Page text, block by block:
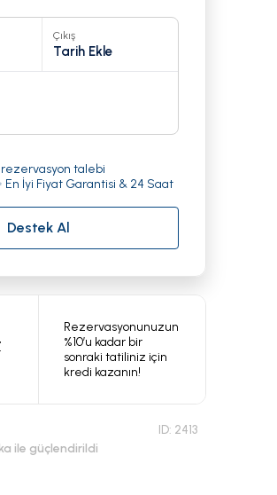
Çıkış
Tarih Ekle
talebi
En İyi Fiyat Garantisi & 24 Saat
Destek Al
Rezervasyonunuzun
%10’u kadar bir
sonraki tatiliniz için
kredi kazanın!
ID: 2413
ile güçlendirildi